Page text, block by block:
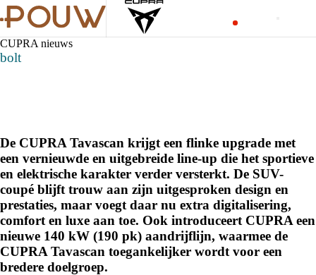
CUPRA nieuws
bolt
De CUPRA Tavascan krijgt een flinke upgrade met
een vernieuwde en uitgebreide line-up die het sportieve
en elektrische karakter verder versterkt. De SUV-
coupé blijft trouw aan zijn uitgesproken design en
prestaties, maar voegt daar nu extra digitalisering,
comfort en luxe aan toe. Ook introduceert CUPRA een
nieuwe 140 kW (190 pk) aandrijflijn, waarmee de
CUPRA Tavascan toegankelijker wordt voor een
bredere doelgroep.